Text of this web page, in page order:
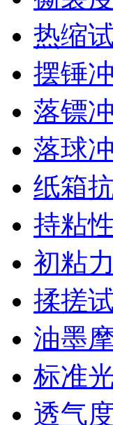
热缩
摆锤
落镖
落球
纸箱
持粘
初粘
揉搓
油墨
标准
透气